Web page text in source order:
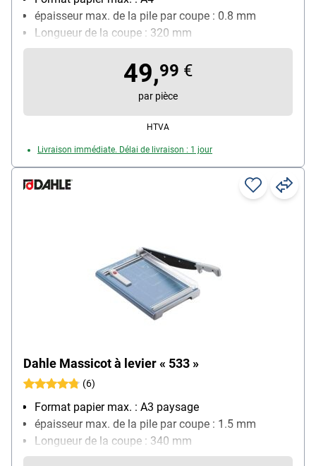
épaisseur max. de la pile par coupe : 0.8 mm
Longueur de la coupe : 320 mm
Quadrillage avec différents formats : Oui
Particularités : coins arrondis et pieds en
caoutchouc antidérapants
49,99 €
par pièce
HTVA
Livraison immédiate. Délai de livraison : 1 jour
Dahle Massicot à levier « 533 »
(6)
Format papier max. : A3 paysage
épaisseur max. de la pile par coupe : 1.5 mm
Longueur de la coupe : 340 mm
Quadrillage avec différents formats : Oui